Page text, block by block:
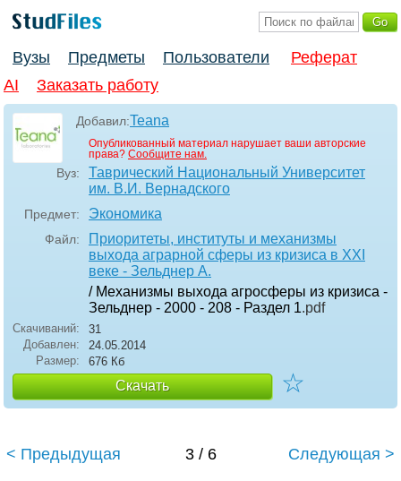
Вузы Предметы Пользователи
Реферат
AI
Заказать работу
Добавил:Teana
Опубликованный материал нарушает ваши авторские
права? Сообщите нам.
Вуз:
Таврический Национальный Университет
им. В.И. Вернадского
Предмет: Экономика
Файл:
Приоритеты, институты и механизмы
выхода аграрной сферы из кризиса в XXI
веке - Зельднер А.
/ Механизмы выхода агросферы из кризиса -
Зельднер - 2000 - 208 - Раздел 1.pdf
Скачиваний:
31
Добавлен:
24.05.2014
Размер:
676 Кб
Скачать ☆
< Предыдущая 3 / 6 Следующая >